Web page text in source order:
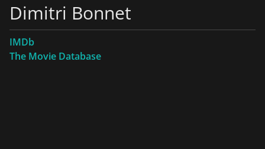
Dimitri Bonnet
IMDb
The Movie Database